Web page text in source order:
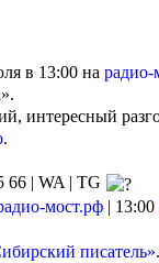
в 13:00 на радио-
.
66 | WA | TG
мост.рф | 13:00
писатель».